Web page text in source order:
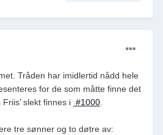
Tråden har imidlertid nådd hele
for de som måtte finne det
slekt finnes i #1000
tre sønner og to døtre av: